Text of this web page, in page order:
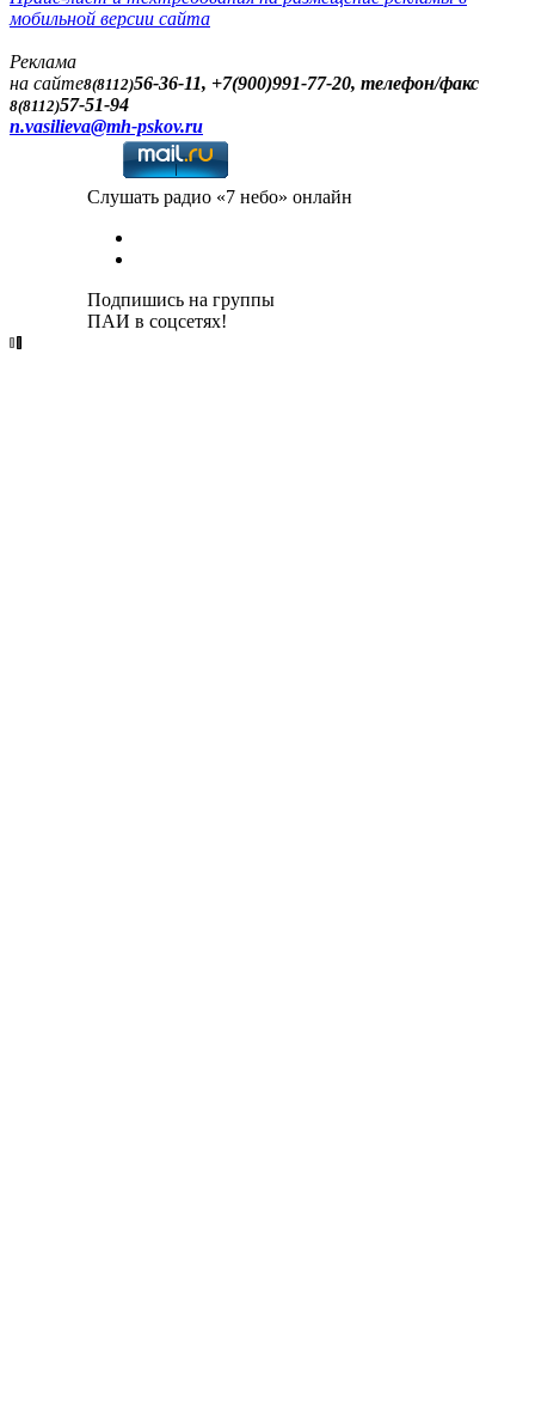
мобильной версии сайта
Реклама
на сайте8(8112)56-36-11, +7(900)991-77-20, телефон/факс
8(8112)57-51-94
n.vasilieva@mh-pskov.ru
Слушать радио «7 небо» онлайн
Подпишись на группы
ПАИ в соцсетях!